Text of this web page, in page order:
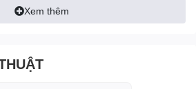
Xem thêm